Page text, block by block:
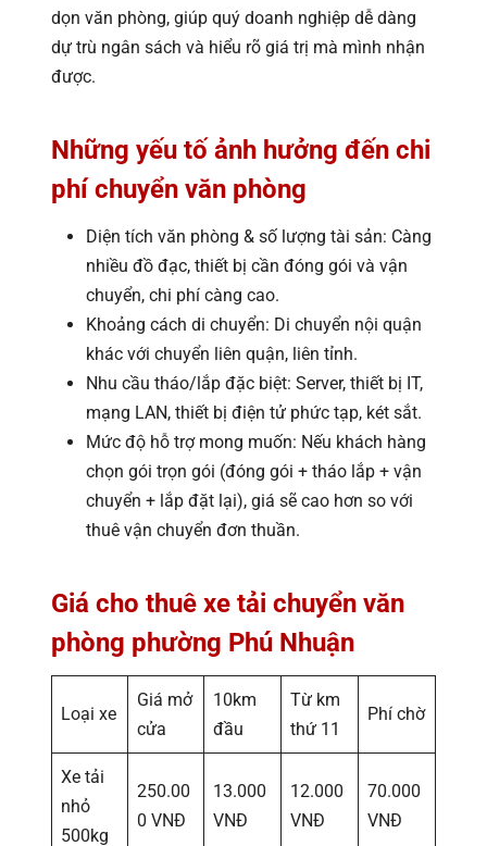
dọn văn phòng, giúp quý doanh nghiệp dễ dàng
dự trù ngân sách và hiểu rõ giá trị mà mình nhận
được.
Những yếu tố ảnh hưởng đến chi
phí chuyển văn phòng
Diện tích văn phòng & số lượng tài sản: Càng
nhiều đồ đạc, thiết bị cần đóng gói và vận
chuyển, chi phí càng cao.
Khoảng cách di chuyển: Di chuyển nội quận
khác với chuyển liên quận, liên tỉnh.
Nhu cầu tháo/lắp đặc biệt: Server, thiết bị IT,
mạng LAN, thiết bị điện tử phức tạp, két sắt.
Mức độ hỗ trợ mong muốn: Nếu khách hàng
chọn gói trọn gói (đóng gói + tháo lắp + vận
chuyển + lắp đặt lại), giá sẽ cao hơn so với
thuê vận chuyển đơn thuần.
Giá cho thuê xe tải chuyển văn
phòng phường Phú Nhuận
Loại xe
Giá mở
cửa
10km
đầu
Từ km
thứ 11
Phí chờ
Xe tải
nhỏ
500kg
250.00
0 VNĐ
13.000
VNĐ
12.000
VNĐ
70.000
VNĐ